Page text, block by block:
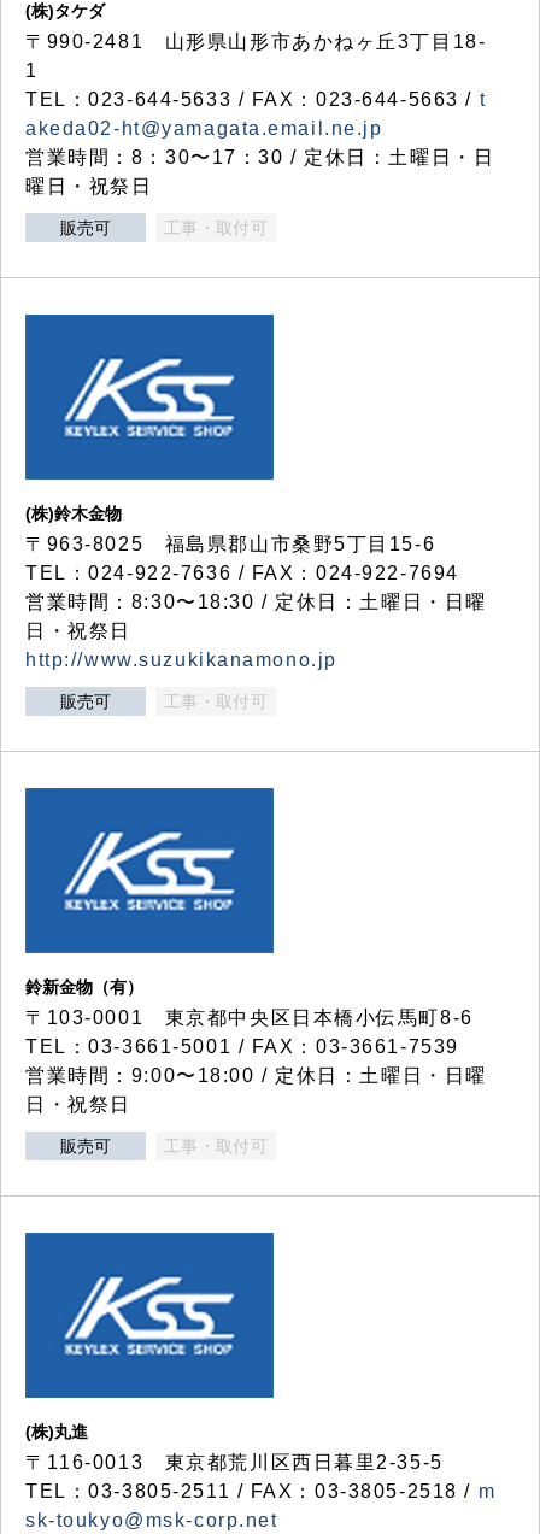
(株)タケダ
〒990-2481 山形県山形市あかねヶ丘3丁目18-
1
TEL：023-644-5633 / FAX：023-644-5663 / t
akeda02-ht@yamagata.email.ne.jp
営業時間：8：30〜17：30 / 定休日：土曜日・日
曜日・祝祭日
販売可 工事・取付可
(株)鈴木金物
〒963-8025 福島県郡山市桑野5丁目15-6
TEL：024-922-7636 / FAX：024-922-7694
営業時間：8:30〜18:30 / 定休日：土曜日・日曜
日・祝祭日
http://www.suzukikanamono.jp
販売可 工事・取付可
鈴新金物（有）
〒103-0001 東京都中央区日本橋小伝馬町8-6
TEL：03-3661-5001 / FAX：03-3661-7539
営業時間：9:00〜18:00 / 定休日：土曜日・日曜
日・祝祭日
販売可 工事・取付可
(株)丸進
〒116-0013 東京都荒川区西日暮里2-35-5
TEL：03-3805-2511 / FAX：03-3805-2518 / m
sk-toukyo@msk-corp.net